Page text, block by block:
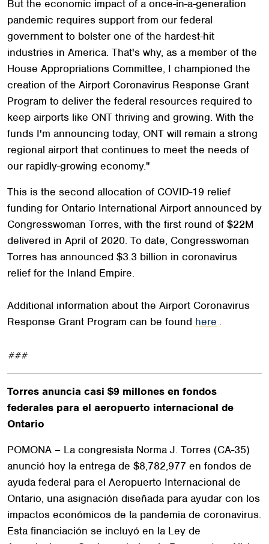
But the economic impact of a once-in-a-generation
pandemic requires support from our federal
government to bolster one of the hardest-hit
industries in America. That's why, as a member of the
House Appropriations Committee, I championed the
creation of the Airport Coronavirus Response Grant
Program to deliver the federal resources required to
keep airports like ONT thriving and growing. With the
funds I'm announcing today, ONT will remain a strong
regional airport that continues to meet the needs of
our rapidly-growing economy."
This is the second allocation of COVID-19 relief
funding for Ontario International Airport announced by
Congresswoman Torres, with the first round of $22M
delivered in April of 2020. To date, Congresswoman
Torres has announced $3.3 billion in coronavirus
relief for the Inland Empire.
Additional information about the Airport Coronavirus
Response Grant Program can be found here .
###
Torres anuncia casi $9 millones en fondos
federales para el aeropuerto internacional de
Ontario
POMONA – La congresista Norma J. Torres (CA-35)
anunció hoy la entrega de $8,782,977 en fondos de
ayuda federal para el Aeropuerto Internacional de
Ontario, una asignación diseñada para ayudar con los
impactos económicos de la pandemia de coronavirus.
Esta financiación se incluyó en la Ley de